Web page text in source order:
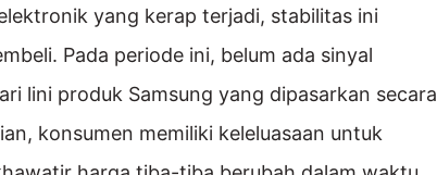
yang kerap terjadi, stabilitas ini
Pada periode ini, belum ada sinyal
lini produk Samsung yang dipasarkan secara
konsumen memiliki keleluasaan untuk